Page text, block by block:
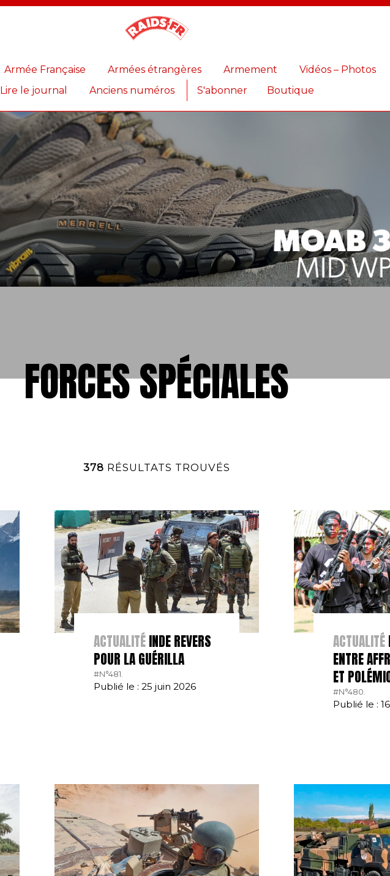
Armée Française Armées étrangères Armement
Vidéos – Photos
Lire le journal
Anciens numéros S'abonner Boutique
FORCES SPÉCIALES
378 RÉSULTATS TROUVÉS
ACTUALITÉINDE REVERS
POUR LA GUÉRILLA
#N°481.
Publié le : 25 juin 2026
ACTUALITÉ
ENTRE
ET
#N°480.
Publié le :